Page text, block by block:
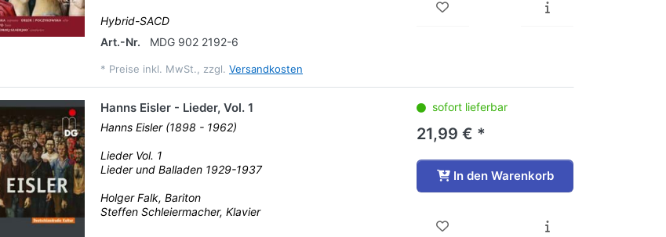
Hybrid-SACD
Art.-Nr.
MDG 902 2192-6
* Preise inkl. MwSt., zzgl. Versandkosten
Hanns Eisler - Lieder, Vol. 1
Hanns Eisler (1898 - 1962)
Lieder Vol. 1
Lieder und Balladen 1929-1937
Holger Falk, Bariton
Steffen Schleiermacher, Klavier
sofort lieferbar
21,99 € *
In den Warenkorb